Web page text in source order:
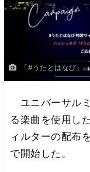
「#うたとはなび」
ユニバーサル
る楽曲を使用し
ィルターの配布
で開始した。